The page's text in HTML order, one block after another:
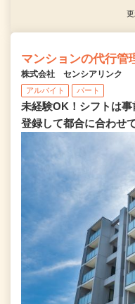
マンションの代行管
株式会社 センシアリンク 【
アルバイト パート
未経験OK！シフトは
登録して都合に合わせ